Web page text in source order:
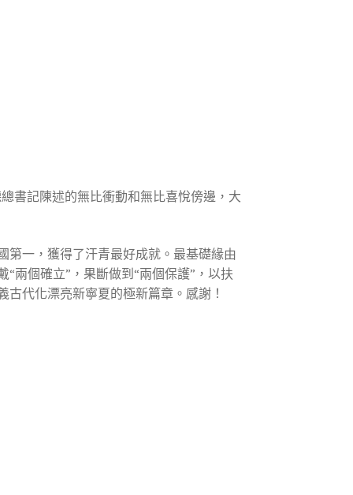
書記陳述的無比衝動和無比喜悅傍邊，大
第一，獲得了汗青最好成就。最基礎緣由
兩個確立”，果斷做到“兩個保護”，以扶
代化漂亮新寧夏的極新篇章。感謝！